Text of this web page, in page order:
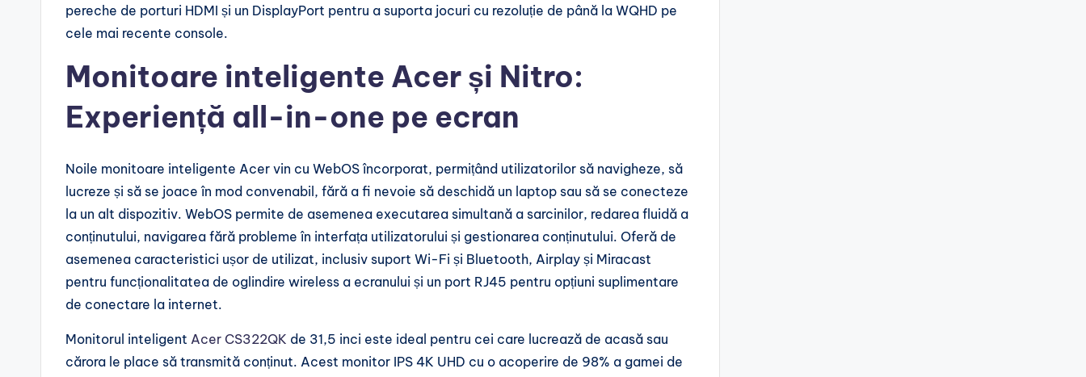
pereche de porturi HDMI și un DisplayPort pentru a suporta jocuri cu rezoluție de până la WQHD pe
cele mai recente console.
Monitoare inteligente Acer și Nitro:
Experiență all-in-one pe ecran
Noile monitoare inteligente Acer vin cu WebOS încorporat, permițând utilizatorilor să navigheze, să
lucreze și să se joace în mod convenabil, fără a fi nevoie să deschidă un laptop sau să se conecteze
la un alt dispozitiv. WebOS permite de asemenea executarea simultană a sarcinilor, redarea fluidă a
conținutului, navigarea fără probleme în interfața utilizatorului și gestionarea conținutului. Oferă de
asemenea caracteristici ușor de utilizat, inclusiv suport Wi-Fi și Bluetooth, Airplay și Miracast
pentru funcționalitatea de oglindire wireless a ecranului și un port RJ45 pentru opțiuni suplimentare
de conectare la internet.
Monitorul inteligent Acer CS322QK de 31,5 inci este ideal pentru cei care lucrează de acasă sau
cărora le place să transmită conținut. Acest monitor IPS 4K UHD cu o acoperire de 98% a gamei de